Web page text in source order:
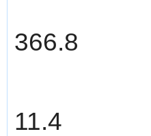
366.8
11.4